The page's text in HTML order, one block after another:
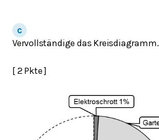
Vervollständige das Kreisdiagramm.
[ 2 Pkte ]